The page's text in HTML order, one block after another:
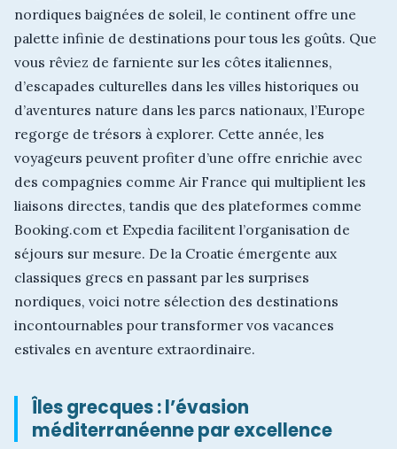
nordiques baignées de soleil, le continent offre une
palette infinie de destinations pour tous les goûts. Que
vous rêviez de farniente sur les côtes italiennes,
d’escapades culturelles dans les villes historiques ou
d’aventures nature dans les parcs nationaux, l’Europe
regorge de trésors à explorer. Cette année, les
voyageurs peuvent profiter d’une offre enrichie avec
des compagnies comme Air France qui multiplient les
liaisons directes, tandis que des plateformes comme
Booking.com et Expedia facilitent l’organisation de
séjours sur mesure. De la Croatie émergente aux
classiques grecs en passant par les surprises
nordiques, voici notre sélection des destinations
incontournables pour transformer vos vacances
estivales en aventure extraordinaire.
Îles grecques : l’évasion
méditerranéenne par excellence